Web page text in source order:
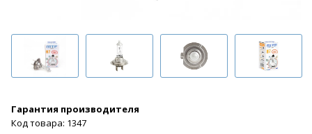
Гарантия производителя
Код товара: 1347